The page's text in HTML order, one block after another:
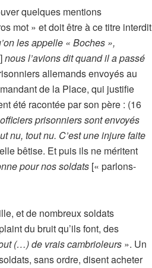
quelques mentions
mot » et doit être à ce titre interdit
les appelle « Boches »,
nous l’avions dit quand il a passé
allemands envoyés au
de la Place, qui justifie
été racontée par son père : (16
prisonniers sont envoyés
nu, tout nu. C’est une injure faite
bêtise. Et puis ils ne méritent
pour nos soldats [« parlons-
et de nombreux soldats
du bruit qu’ils font, des
(…) de vrais cambrioleurs ». Un
sans ordre, disent acheter